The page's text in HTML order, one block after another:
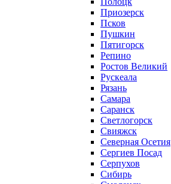
Приозерск
Псков
Пушкин
Пятигорск
Репино
Ростов Великий
Рускеала
Рязань
Самара
Саранск
Светлогорск
Свияжск
Северная Осетия
Сергиев Посад
Серпухов
Сибирь